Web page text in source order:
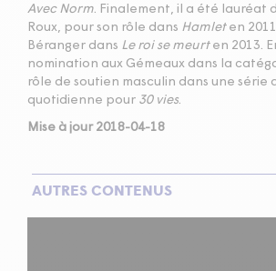
Avec Norm. Finalement, il a été lauréat
Roux, pour son rôle dans Hamlet en
Béranger dans Le roi se meurten 2013.
nomination aux Gémeaux dans la
rôle de soutien masculin dans une série
quotidienne pour 30 vies.
Mise à jour 2018-04-18
AUTRES CONTENUS